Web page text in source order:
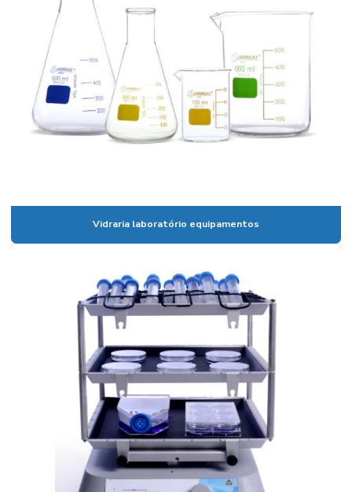
Bureta graduada 25 ml
Bureta graduada preço
Bureta laboratório
Cadinho de Porcelana
Cadinho de porcelana preço
Calibração de vidrarias rbc
Câmara climática para estudo de estabilidade
Câmara climática para laboratório
Câmara fotoestabilidade
Câmaras climáticas
Centrífuga para laboratório
Centrífuga para laboratório de análises clínicas
Certificado de calibração de vidraria
Coluna cromatográfica de vidro
Condensador para laboratório
Vidraria laboratório equipamentos